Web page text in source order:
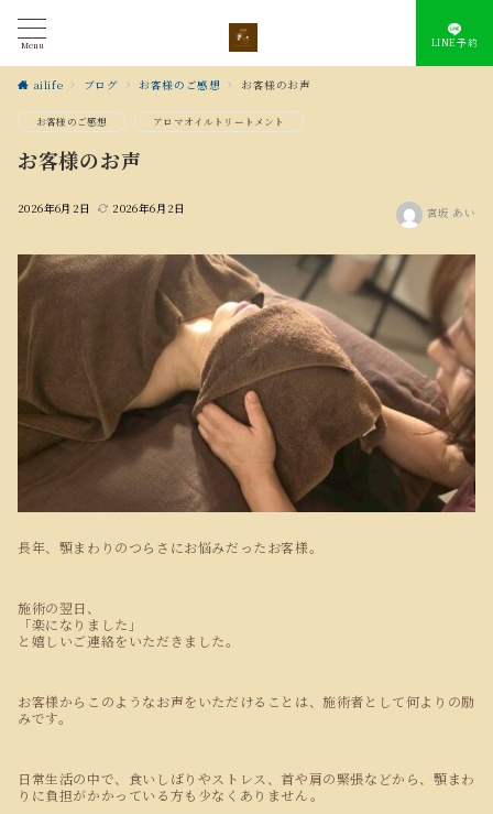
Menu LINE予約
ailife ブログ お客様のご感想 お客様のお声
お客様のご感想 アロマオイルトリートメント
お客様のお声
2026年6月2日 2026年6月2日 宮坂 あい
長年、顎まわりのつらさにお悩みだったお客様。
施術の翌日、
「楽になりました」
と嬉しいご連絡をいただきました。
お客様からこのようなお声をいただけることは、施術者として何よりの励
みです。
日常生活の中で、食いしばりやストレス、首や肩の緊張などから、顎まわ
りに負担がかかっている方も少なくありません。